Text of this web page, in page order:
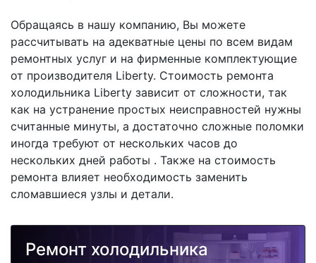
Обращаясь в нашу компанию, Вы можете
рассчитывать на адекватные цены по всем видам
ремонтных услуг и на фирменные комплектующие
от производителя Liberty. Стоимость ремонта
холодильника Liberty зависит от сложности, так
как на устранение простых неисправностей нужны
считанные минуты, а достаточно сложные поломки
иногда требуют от нескольких часов до
нескольких дней работы . Также на стоимость
ремонта влияет необходимость заменить
сломавшиеся узлы и детали.
Ремонт холодильника